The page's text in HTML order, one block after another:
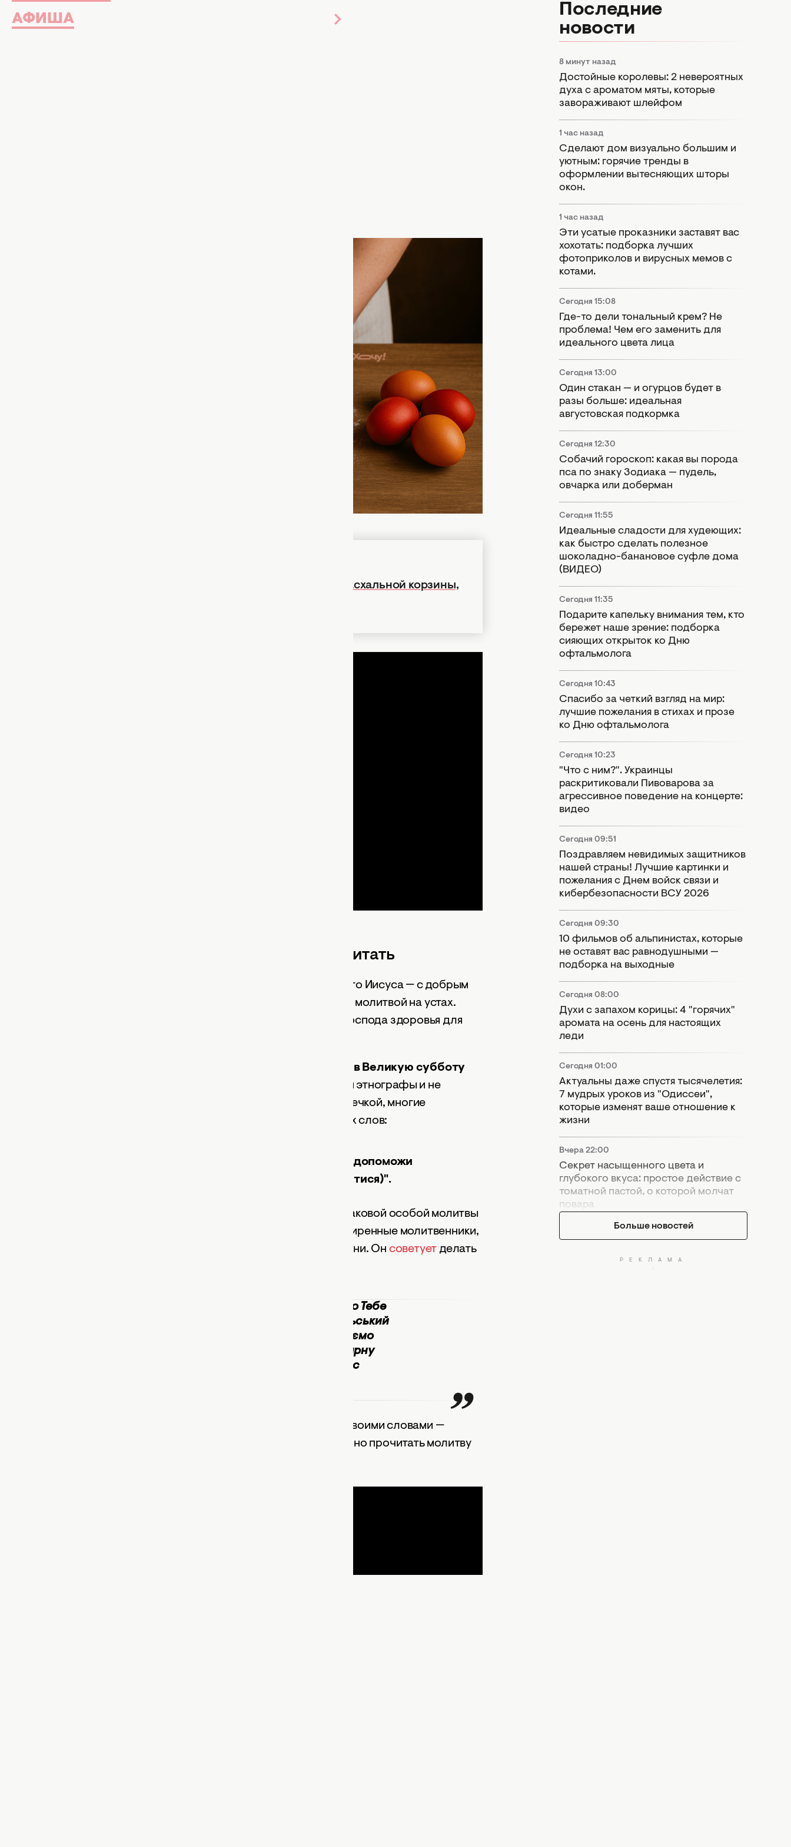
АФИША
Молитва перед выпечкой пасхи — главный ингредиент, о котором нельзя
Чтобы паска получилась, нужно выбрать не только проверенный
рецепт, но и искренне помолиться перед замешиванием теста для
пасхальной выпечки. Какие именно молитвы читаются в это время,
Паска, которую мы ежегодно печем на Пасху – это не просто сладкая
, поэтому христиане с
большим уважением относятся и к готовой выпечке, и к процессу ее
приготовления. Любой верующий знает, что перед тем, как приступать к
замешиванию теста на паску, нужно прочитать молитву.
Однако не все помнят, какую именно молитву читают в таком случае. Об
решил рассказать в этой статье. Подробности и тексты
Только не в помойку: что делать с остатками пасхальной корзины,
Как печь пасху на Пасху и какую молитву читать
Помните, что готовить пасху нужно словно для самого Иисуса — с добрым
сердцем и чистыми помыслами, а также с искренней молитвой на устах.
Также во время ее приготовления можно просить у Господа здоровья для
пасху готовят в Чистый четверг или в Великую субботу
, соблюдая тишину и сосредоточенность. Хотя этнографы и не
зафиксировали обязательности молитвы перед выпечкой, многие
священники советуют начинать работу со следующих слов:
"Господи благослови (перехреститися), Господи допоможи
(перехреститися), Господи помилуй (перехреститися)".
А вот отец Василий Колодий рассказывает, что как таковой особой молитвы
для выпечки пасхи не существует. Однако есть расширенные молитвенники,
в которых очень много молитв на разные случаи жизни. Он советует делать
"Отче наш, Господи Боже, молюся до Тебе
перед тим, як паску готувати й згадую, як її готував ізраїльський
народ перед тим, як виходив з єгипетської неволі. Дякуємо
Господи, що маємо можливість спекти пристойну та гарну
пасочку, як символ подяки тобі, Боже, за те, що ти нас
Священник добавляет, что можно просто молиться своими словами —
главное, чтобы они исходили от всего сердца. А можно прочитать молитву
Последние
новости
8 минут назад
Достойные королевы: 2 невероятных
духа с ароматом мяты, которые
завораживают шлейфом
1 час назад
Сделают дом визуально большим и
уютным: горячие тренды в
оформлении вытесняющих шторы
окон.
1 час назад
Эти усатые проказники заставят вас
хохотать: подборка лучших
фотоприколов и вирусных мемов с
котами.
Сегодня 15:08
Где-то дели тональный крем? Не
проблема! Чем его заменить для
идеального цвета лица
Сегодня 13:00
Один стакан — и огурцов будет в
разы больше: идеальная
августовская подкормка
Сегодня 12:30
Собачий гороскоп: какая вы порода
пса по знаку Зодиака — пудель,
овчарка или доберман
Сегодня 11:55
Идеальные сладости для худеющих:
как быстро сделать полезное
шоколадно-банановое суфле дома
(ВИДЕО)
Сегодня 11:35
Подарите капельку внимания тем, кто
бережет наше зрение: подборка
сияющих открыток ко Дню
офтальмолога
Сегодня 10:43
Спасибо за четкий взгляд на мир:
лучшие пожелания в стихах и прозе
ко Дню офтальмолога
Сегодня 10:23
"Что с ним?". Украинцы
раскритиковали Пивоварова за
агрессивное поведение на концерте:
видео
Сегодня 09:51
Поздравляем невидимых защитников
нашей страны! Лучшие картинки и
пожелания с Днем войск связи и
кибербезопасности ВСУ 2026
Сегодня 09:30
10 фильмов об альпинистах, которые
не оставят вас равнодушными —
подборка на выходные
Сегодня 08:00
Духи с запахом корицы: 4 "горячих"
аромата на осень для настоящих
леди
Сегодня 01:00
Актуальны даже спустя тысячелетия:
7 мудрых уроков из "Одиссеи",
которые изменят ваше отношение к
жизни
Вчера 22:00
Секрет насыщенного цвета и
глубокого вкуса: простое действие с
томатной пастой, о которой молчат
повара
Больше новостей